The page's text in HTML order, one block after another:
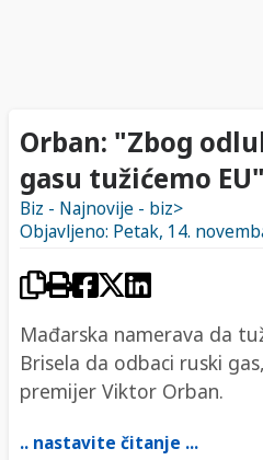
Orban: "Zbog
gasu tužićemo EU"
Biz - Najnovije - biz>
Objavljeno: Petak, 14.
Mađarska namerava da
Brisela da odbaci ruski
premijer Viktor Orban.
.. nastavite čitanje ...